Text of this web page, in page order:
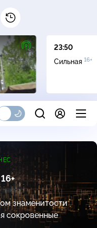
23:50
Сильная 16+
16+
знаменитости
сокровенные